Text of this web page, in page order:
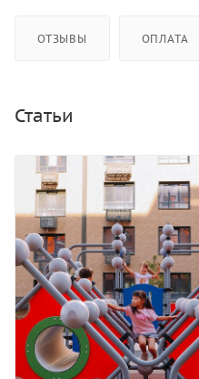
ОТЗЫВЫ ОПЛАТА
Статьи